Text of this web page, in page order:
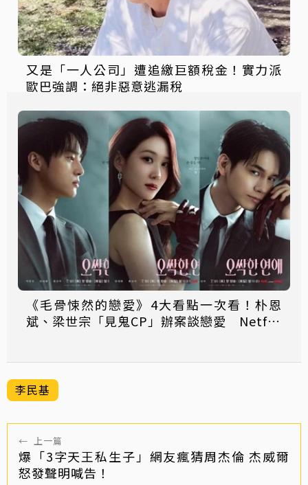
又是「一人公司」遭追繳巨額稅金！實力派
歐巴強調：絕非惡意逃漏稅
《毛骨悚然的戀愛》4大看點一次看！朴恩
斌、梁世宗「見鬼CP」辦案談戀愛 Netflix
李民基
← 上一篇
爆「3字天王私生子」網友瘋猜周杰倫 杰威爾
怒發聲明喊告！